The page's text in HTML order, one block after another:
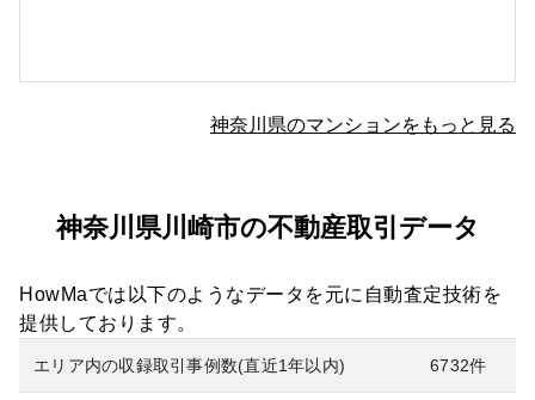
神奈川県のマンションをもっと見る
神奈川県川崎市の不動産取引データ
HowMaでは以下のようなデータを元に自動査定技術を
提供しております。
エリア内の収録取引事例数(直近1年以内) 6732件